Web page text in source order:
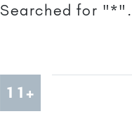
Searched for
11+